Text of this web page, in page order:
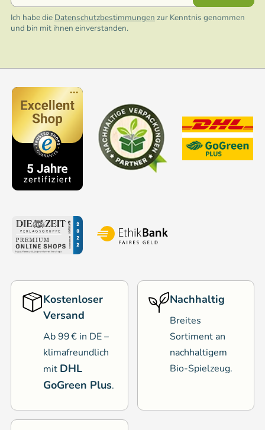
Ich habe die Datenschutzbestimmungen zur Kenntnis genommen
und bin mit ihnen einverstanden.
Kostenloser
Versand
Ab 99 € in DE –
klimafreundlich
mit DHL
GoGreen Plus.
Nachhaltig
Breites
Sortiment an
nachhaltigem
Bio-Spielzeug.